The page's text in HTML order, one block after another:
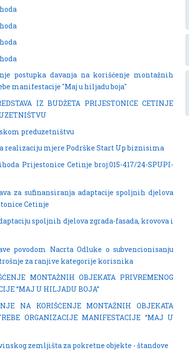
postupka davanja na korišćenje montažnih
manifestacije "Maj u hiljadu boja"
IZ BUDŽETA PRIJESTONICE CETINJE
preduzetništvu
realizaciju mjere Podrške Start Up biznisima
Prijestonice Cetinje broj:015-417/24-SPUPI-
za sufinansiranja adaptacije spoljnih djelova
Cetinje
spoljnih djelova zgrada-fasada, krovova i
povodom Nacrta Odluke o subvencionisanju
za ranjive kategorije korisnika
MONTAŽNIH OBJEKATA PRIVREMENOG
“MAJ U HILJADU BOJA”
NA KORIŠĆENJE MONTAŽNIH OBJEKATA
ORGANIZACIJE MANIFESTACIJE “MAJ U
zemljišta za pokretne objekte - štandove